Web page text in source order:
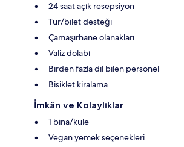
24 saat açık resepsiyon
Tur/bilet desteği
Çamaşırhane olanakları
Valiz dolabı
Birden fazla dil bilen personel
Bisiklet kiralama
İmkân ve Kolaylıklar
1 bina/kule
Vegan yemek seçenekleri